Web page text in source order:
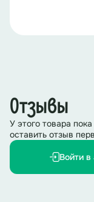
Ведущий 1:
Отзывы
У этого товара
оставить отзыв
Войти в